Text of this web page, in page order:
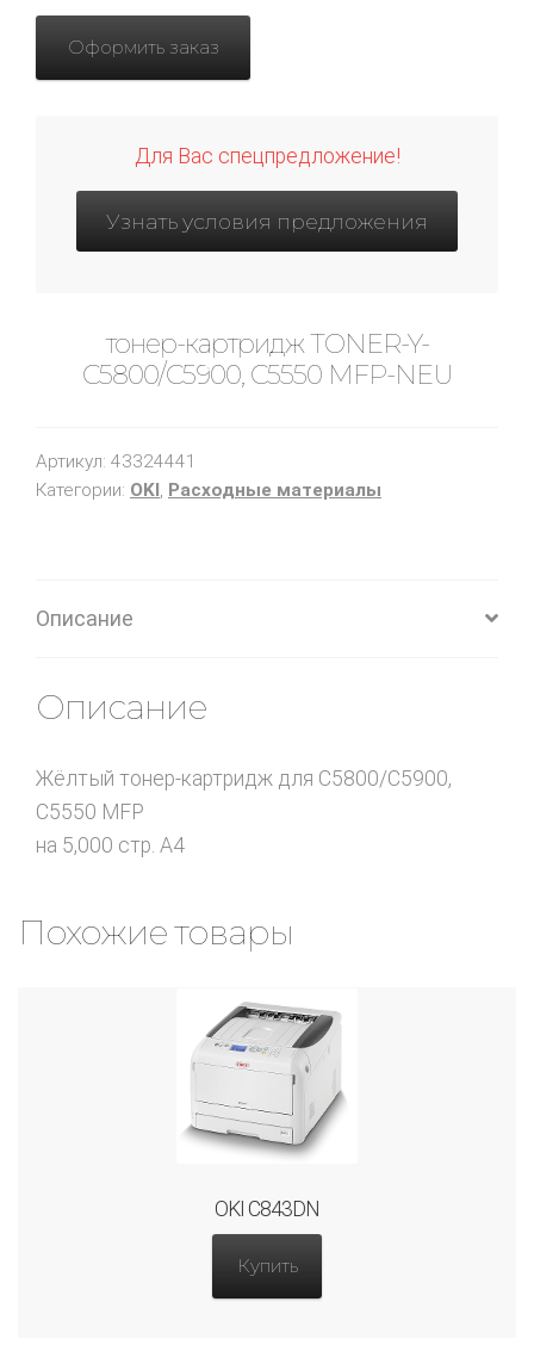
Оформить заказ
Для Вас спецпредложение!
Узнать условия предложения
тонер-картридж TONER-Y-
C5800/C5900, C5550 MFP-NEU
Артикул: 43324441
Категории: OKI, Расходные материалы
Описание
Описание
Жёлтый тонер-картридж для C5800/C5900,
C5550 MFP
на 5,000 стр. A4
Похожие товары
OKI C843DN
Купить